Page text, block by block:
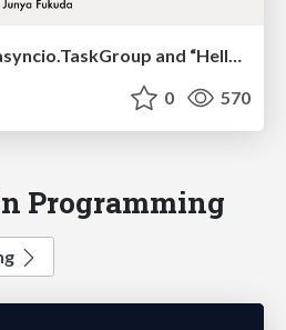
New in Python 3.11: asyncio.TaskGroup and “Hello-ish World” of Asyncio
0 570
Programming